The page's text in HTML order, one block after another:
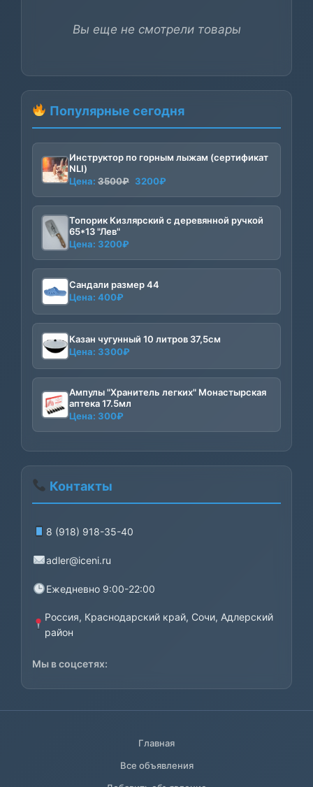
Вы еще не смотрели товары
Популярные сегодня
Инструктор по горным лыжам (сертификат
NLI)
Цена: 3500₽ Первоначальная
составляла
3500₽.
3200₽
3200₽.
Топорик Кизлярский с деревянной ручкой
65*13 "Лев"
Цена: 3200₽
Сандали размер 44
Цена: 400₽
Казан чугунный 10 литров 37,5см
Цена: 3300₽
Ампулы "Хранитель легких" Монастырская
аптека 17.5мл
Цена: 300₽
Контакты
8 (918) 918-35-40
adler@iceni.ru
Ежедневно 9:00-22:00
Россия, Краснодарский край, Сочи, Адлерский
район
Мы в соцсетях:
Главная
Все объявления